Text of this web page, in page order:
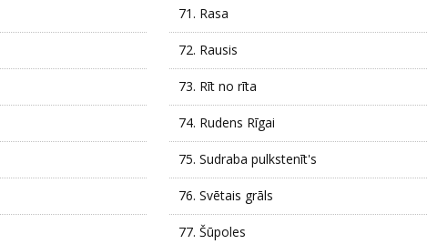
71. Rasa
72. Rausis
73. Rīt no rīta
74. Rudens Rīgai
75. Sudraba pulkstenīt's
76. Svētais grāls
77. Šūpoles